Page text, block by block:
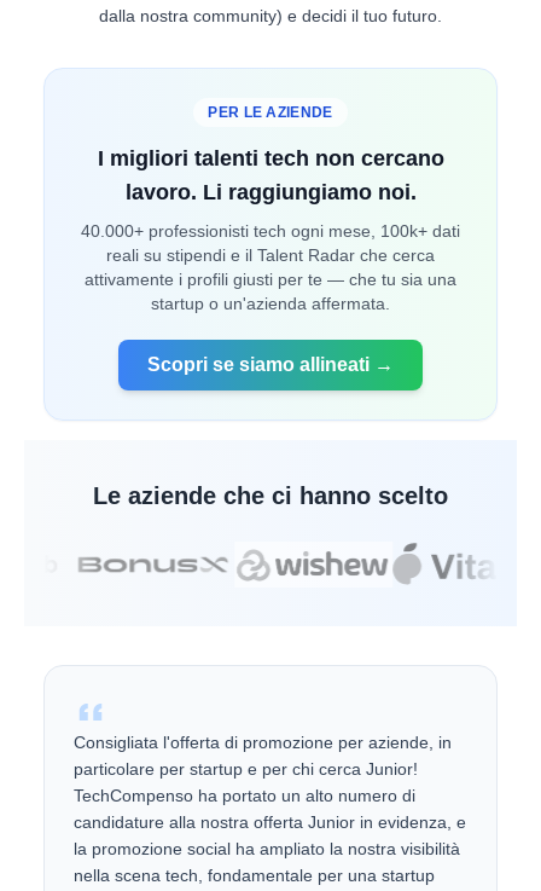
dalla nostra community) e decidi il tuo futuro.
PER LE AZIENDE
I migliori talenti tech non cercano
lavoro. Li raggiungiamo noi.
40.000+ professionisti tech ogni mese, 100k+ dati
reali su stipendi e il Talent Radar che cerca
attivamente i profili giusti per te — che tu sia una
startup o un'azienda affermata.
Scopri se siamo allineati →
Le aziende che ci hanno scelto
Consigliata l'offerta di promozione per aziende, in
particolare per startup e per chi cerca Junior!
TechCompenso ha portato un alto numero di
candidature alla nostra offerta Junior in evidenza, e
la promozione social ha ampliato la nostra visibilità
nella scena tech, fondamentale per una startup